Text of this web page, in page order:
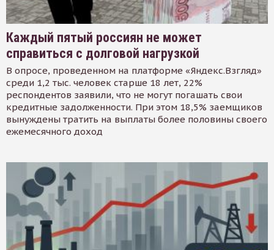
Каждый пятый россиян не может
справиться с долговой нагрузкой
В опросе, проведенном на платформе «Яндекс.Взгляд»
среди 1,2 тыс. человек старше 18 лет, 22%
респондентов заявили, что не могут погашать свои
кредитные задолженности. При этом 18,5% заемщиков
вынуждены тратить на выплаты более половины своего
ежемесячного доход